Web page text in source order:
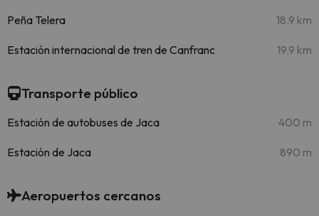
Peña Telera 18.9 km
Estación internacional de tren de Canfranc 19.9 km
Transporte público
Estación de autobuses de Jaca 400 m
Estación de Jaca 890 m
Aeropuertos cercanos